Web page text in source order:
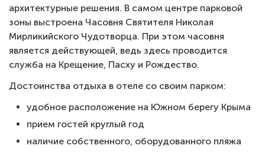
архитектурные решения. В самом центре парковой
зоны выстроена Часовня Святителя Николая
Мирликийского Чудотворца. При этом часовня
является действующей, ведь здесь проводится
служба на Крещение, Пасху и Рождество.
Достоинства отдыха в отеле со своим парком:
удобное расположение на Южном берегу Крыма
прием гостей круглый год
наличие собственного, оборудованного пляжа